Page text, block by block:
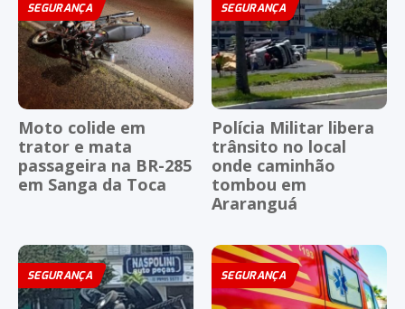
SEGURANÇA
Moto colide em
trator e mata
passageira na BR-285
em Sanga da Toca
SEGURANÇA
Polícia Militar libera
trânsito no local
onde caminhão
tombou em
Araranguá
SEGURANÇA SEGURANÇA